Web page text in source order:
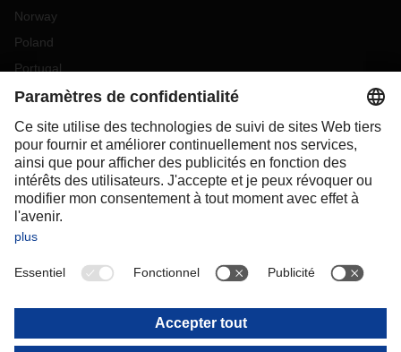
Norway
Poland
Portugal
Romania
Slovakia
Spain
Sweden
Switzerland(DE FR)
Turkey
OCEANIA